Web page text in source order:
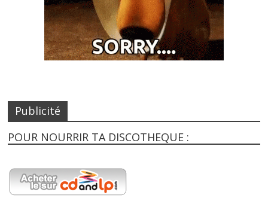
Publicité
POUR NOURRIR TA DISCOTHEQUE :